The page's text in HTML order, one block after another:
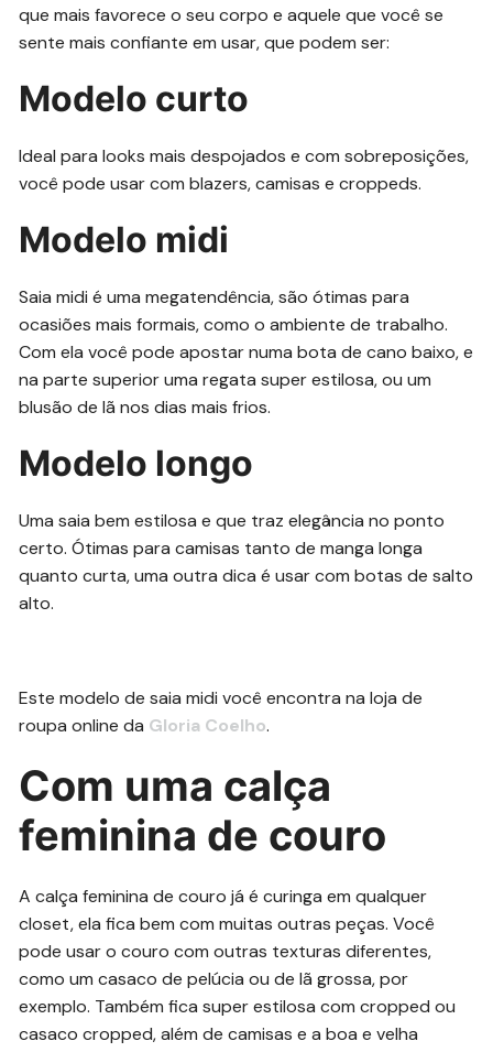
que mais favorece o seu corpo e aquele que você se
sente mais confiante em usar, que podem ser:
Modelo curto
Ideal para looks mais despojados e com sobreposições,
você pode usar com blazers, camisas e croppeds.
Modelo midi
Saia midi é uma megatendência, são ótimas para
ocasiões mais formais, como o ambiente de trabalho.
Com ela você pode apostar numa bota de cano baixo, e
na parte superior uma regata super estilosa, ou um
blusão de lã nos dias mais frios.
Modelo longo
Uma saia bem estilosa e que traz elegância no ponto
certo. Ótimas para camisas tanto de manga longa
quanto curta, uma outra dica é usar com botas de salto
alto.
Este modelo de saia midi você encontra na loja de
roupa online da Gloria Coelho.
Com uma calça
feminina de couro
A calça feminina de couro já é curinga em qualquer
closet, ela fica bem com muitas outras peças. Você
pode usar o couro com outras texturas diferentes,
como um casaco de pelúcia ou de lã grossa, por
exemplo. Também fica super estilosa com cropped ou
casaco cropped, além de camisas e a boa e velha